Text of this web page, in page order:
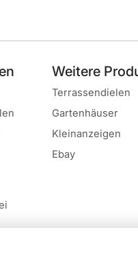
Weitere
Terrassendielen
Gartenhäuser
Kleinanzeigen
Ebay